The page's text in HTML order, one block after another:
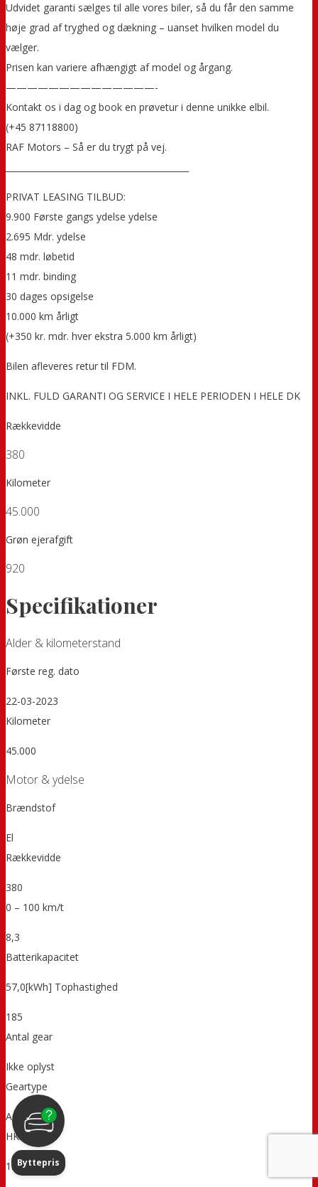
Udvidet garanti sælges til alle vores biler, så du får den samme
høje grad af tryghed og dækning – uanset hvilken model du
vælger.
Prisen kan variere afhængigt af model og årgang.
——————————————-
Kontakt os i dag og book en prøvetur i denne unikke elbil.
(+45 87118800)
RAF Motors – Så er du trygt på vej.
PRIVAT LEASING TILBUD:
9.900 Første gangs ydelse ydelse
2.695 Mdr. ydelse
48 mdr. løbetid
11 mdr. binding
30 dages opsigelse
10.000 km årligt
(+350 kr. mdr. hver ekstra 5.000 km årligt)
Bilen afleveres retur til FDM.
INKL. FULD GARANTI OG SERVICE I HELE PERIODEN I HELE DK
Rækkevidde
380
Kilometer
45.000
Grøn ejerafgift
920
Specifikationer
Alder & kilometerstand
Første reg. dato
22-03-2023
Kilometer
45.000
Motor & ydelse
Brændstof
El
Rækkevidde
380
0 – 100 km/t
8,3
Batterikapacitet
57,0[kWh] Tophastighed
185
Antal gear
Ikke oplyst
Geartype
A
HK
156Byttepris